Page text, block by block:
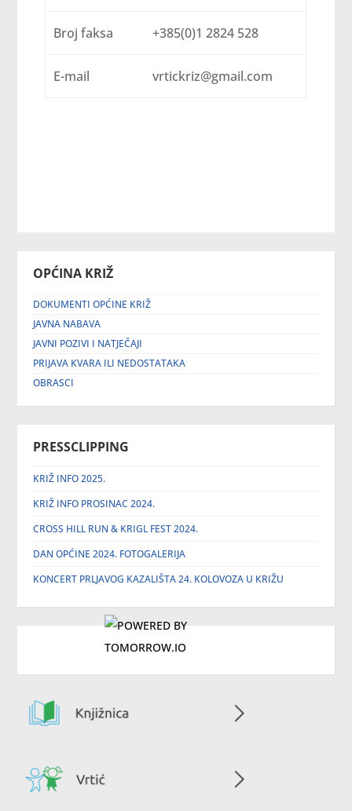
OPĆINA KRIŽ
DOKUMENTI OPĆINE KRIŽ
JAVNA NABAVA
JAVNI POZIVI I NATJEČAJI
PRIJAVA KVARA ILI NEDOSTATAKA
OBRASCI
PRESSCLIPPING
KRIŽ INFO 2025.
KRIŽ INFO PROSINAC 2024.
CROSS HILL RUN & KRIGL FEST 2024.
DAN OPĆINE 2024. FOTOGALERIJA
KONCERT PRLJAVOG KAZALIŠTA 24. KOLOVOZA U KRIŽU
Broj faksa +385(0)1 2824 528
E-mail vrtickriz@gmail.com